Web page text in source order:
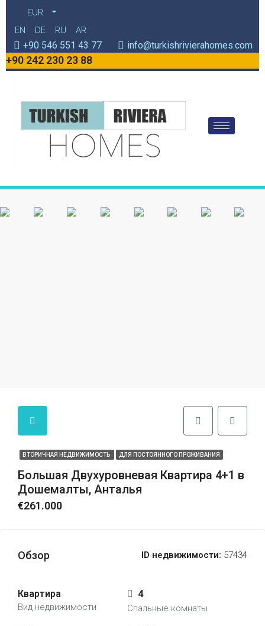
EUR
EN
DE RU AR
+90 546 551 43 77 info@turkishrivierahomes.com
+90 242 230 23 88
ВТОРИЧНАЯ НЕДВИЖИМОСТЬ ДЛЯ ПОСТОЯННОГО ПРОЖИВАНИЯ
Большая Двухуровневая Квартира 4+1 в
Дошемалты, Анталья
€261.000
Обзор ID недвижимости: 57434
Квартира
Вид недвижимости
4
Спальные комнаты